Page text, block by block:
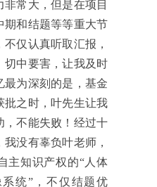
常大，但是在项目
期和结题等等重大节
仅认真听取汇报，
切中要害，让我及时
最为深刻的是，基金
批之时，叶先生让我
，不能失败！经过十
没有辜负叶老师，
主知识产权的“人体
统”，不仅结题优